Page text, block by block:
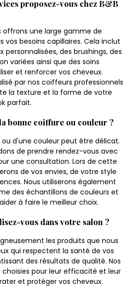
proposez-vous chez B&B
offrons une large gamme de
vos besoins capillaires. Cela inclut
personnalisées, des brushings, des
variées ainsi que des soins
et renforcer vos cheveux.
par nos coiffeurs professionnels
la texture et la forme de votre
parfait.
bonne coiffure ou couleur ?
d'une couleur peut être délicat.
de prendre rendez-vous avec
une consultation. Lors de cette
de vos envies, de votre style
Nous utiliserons également
des échantillons de couleurs et
à faire le meilleur choix.
vous dans votre salon ?
les produits que nous
qui respectent la santé de vos
des résultats de qualité. Nos
pour leur efficacité et leur
et protéger vos cheveux.